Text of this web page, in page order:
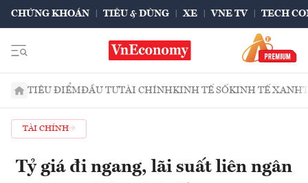
CHỨNG KHOÁN TIÊU & DÙNG XE VNE TV TECH
TIÊU ĐIỂMĐẦU TƯTÀI CHÍNHKINH TẾ SỐKINH TẾ XANH
TÀI CHÍNH
Tỷ giá đi ngang, lãi suất liên ngân